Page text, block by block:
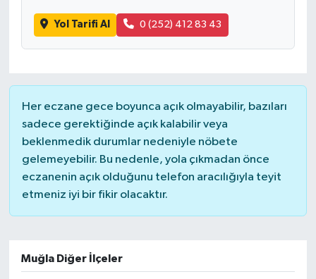
Yol Tarifi Al 0 (252) 412 83 43
Her eczane gece boyunca açık olmayabilir, bazıları
sadece gerektiğinde açık kalabilir veya
beklenmedik durumlar nedeniyle nöbete
gelemeyebilir. Bu nedenle, yola çıkmadan önce
eczanenin açık olduğunu telefon aracılığıyla teyit
etmeniz iyi bir fikir olacaktır.
Muğla Diğer İlçeler